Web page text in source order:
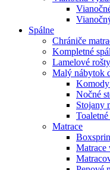
Spálne
Chrániče
Kompletné
Lamelové rošty
Malý nábytok
Komody
Nočné
Stojany
Matrace
Matrace